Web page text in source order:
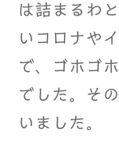
は詰まるわ
いコロナや
で、ゴホゴ
でした。そ
いました。